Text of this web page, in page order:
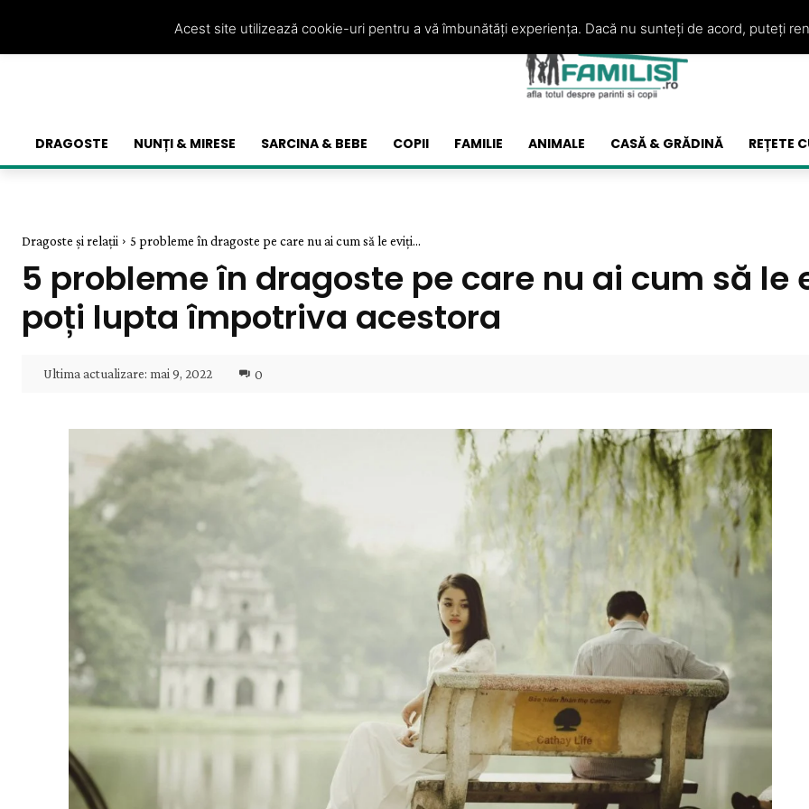
DRAGOSTE NUNȚI & MIRESE SARCINA & BEBE COPII FAMILIE ANIMALE CASĂ & GRĂDINĂ REȚETE
Dragoste și relații 5 probleme în dragoste pe care nu ai cum să le eviți...
5 probleme în dragoste pe care nu ai cum să le
poți lupta împotriva acestora
Ultima actualizare: mai 9, 2022 0
Acest site utilizează cookie-uri pentru a vă îmbunătăți experiența. Dacă nu sunteți de acord, puteți